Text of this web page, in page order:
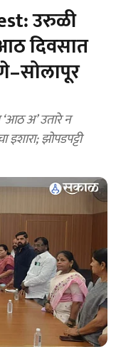
उरुळी
दिवसात
अ’ उतारे न
इशारा; झोपडपट्टी